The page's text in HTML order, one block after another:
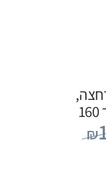
צמוד תקרה אורך 160
₪